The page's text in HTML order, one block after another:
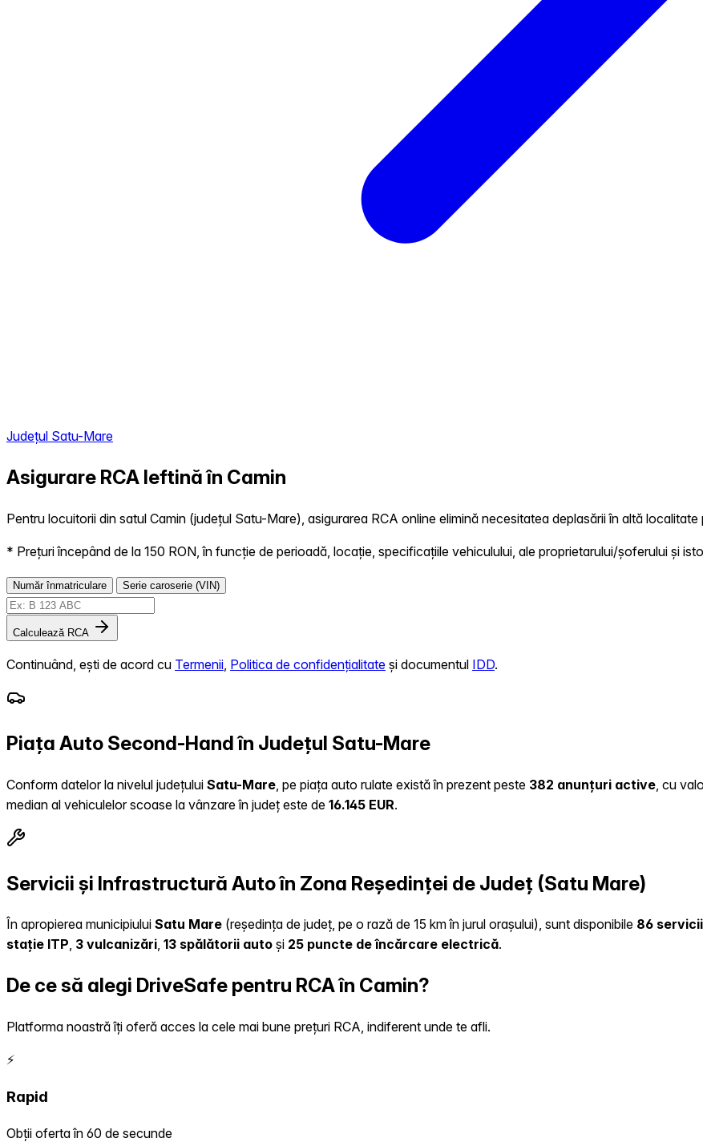
Județul Satu-Mare
Asigurare RCA Ieftină în Camin
Pentru locuitorii din satul Camin (județul Satu-Mare), asigurarea RCA online elimină necesitatea deplasării în altă
* Prețuri începând de la 150 RON, în funcție de perioadă, locație, specificațiile vehiculului, ale proprietarului/șoferului și
Număr înmatriculare Serie caroserie (VIN)
Calculează RCA
Continuând, ești de acord cu Termenii Politica de confidențialitate și documentul IDD.
Piața Auto Second-Hand în Județul Satu-Mare
Conform datelor la nivelul județului Satu-Mare , pe piața auto rulate există în prezent peste 382 anunțuri active , cu
median al vehiculelor scoase la vânzare în județ este de 16.145 EUR.
Servicii și Infrastructură Auto în Zona Reședinței de Județ (Satu Mare)
În apropierea municipiului Satu Mare (reședința de județ, pe o rază de 15 km în jurul orașului), sunt disponibile 86
stație ITP, 3 vulcanizări, 13 spălătorii auto și 25 puncte de încărcare electrică.
De ce să alegi DriveSafe pentru RCA în Camin?
Platforma noastră îți oferă acces la cele mai bune prețuri RCA, indiferent unde te afli.
⚡
Rapid
Obții oferta în 60 de secunde